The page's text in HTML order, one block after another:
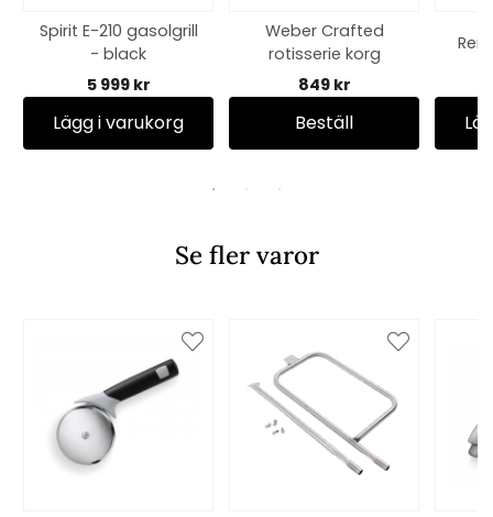
Spirit E-210 gasolgrill
- black
5 999 kr
Lägg i varukorg
Weber Crafted
rotisserie korg
849 kr
Beställ
Se fler varor